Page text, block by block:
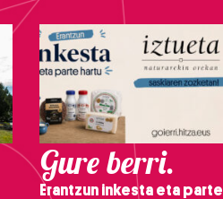
Gure berri.
Erantzun inkesta eta parte